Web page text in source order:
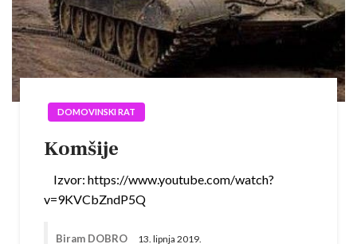
DOMOVINSKI RAT
Komšije
Izvor: https://www.youtube.com/watch?
v=9KVCbZndP5Q
Biram DOBRO 13. lipnja 2019.